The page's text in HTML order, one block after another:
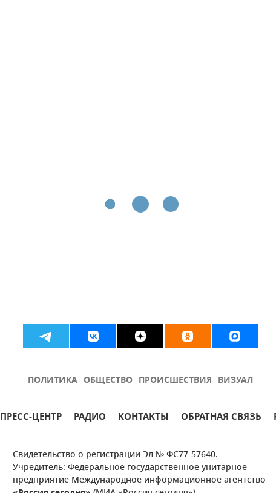
ПОЛИТИКА ОБЩЕСТВО ПРОИСШЕСТВИЯ ВИЗУАЛ
ПРЕСС-ЦЕНТР РАДИО КОНТАКТЫ ОБРАТНАЯ СВЯЗЬ
Свидетельство о регистрации Эл № ФС77-57640.
Учредитель: Федеральное государственное унитарное
предприятие Международное информационное агентство